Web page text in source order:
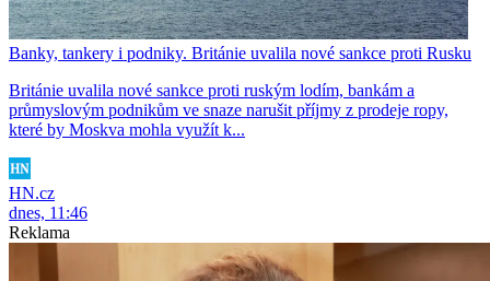
Banky, tankery i podniky. Británie uvalila nové sankce proti Rusku
Británie uvalila nové sankce proti ruským lodím, bankám a
průmyslovým podnikům ve snaze narušit příjmy z prodeje ropy,
které by Moskva mohla využít k...
HN.cz
dnes, 11:46
Reklama